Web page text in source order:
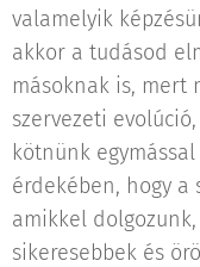
valamelyik
akkor a tudásod
másoknak is, mert
szervezeti
kötnünk
érdekében, hogy a
amikkel
sikeresebbek és